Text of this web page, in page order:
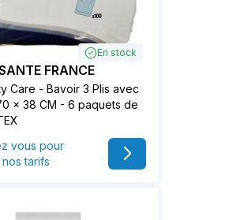
En stock
FRANCE
Care - Bavoir 3 Plis avec
x 38 CM - 6 paquets de
vous pour
tarifs